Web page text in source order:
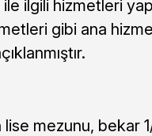
ile ilgili hizmetleri
gibi ana
mezunu, bekar